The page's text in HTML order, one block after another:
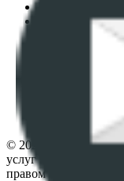
Политика в
ПОЛОЖЕНИЕ
Настройки
© 2026
услуг
правом